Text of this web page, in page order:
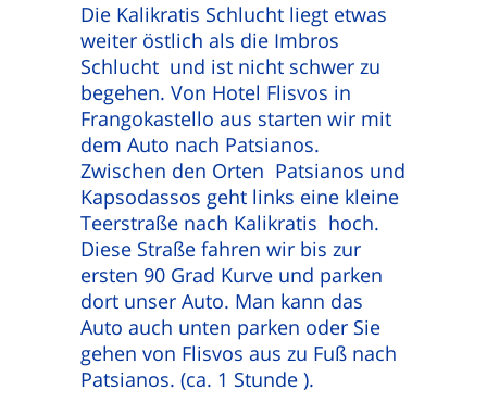
Die Kalikratis Schlucht liegt etwas
weiter östlich als die Imbros
Schlucht und ist nicht schwer zu
begehen. Von Hotel Flisvos in
Frangokastello aus starten wir mit
dem Auto nach Patsianos.
Zwischen den Orten Patsianos und
Kapsodassos geht links eine kleine
Teerstraße nach Kalikratis hoch.
Diese Straße fahren wir bis zur
ersten 90 Grad Kurve und parken
dort unser Auto. Man kann das
Auto auch unten parken oder Sie
gehen von Flisvos aus zu Fuß nach
Patsianos. (ca. 1 Stunde ).